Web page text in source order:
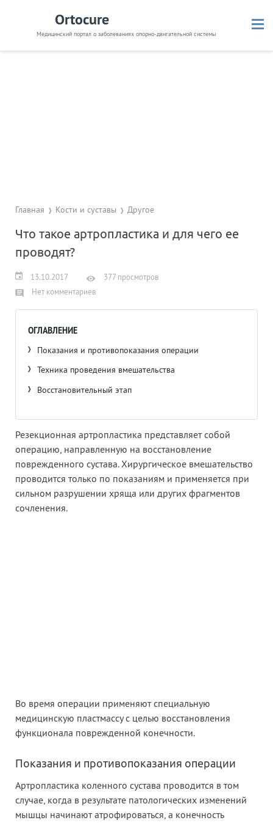
Ortocure
Медицинский портал о заболеваниях опорно-двигательной системы
Главная Кости и суставы Другое
Что такое артропластика и для чего ее
проводят?
13.10.2017
377 просмотров
Нет комментариев
ОГЛАВЛЕНИЕ
Показания и противопоказания операции
Техника проведения вмешательства
Восстановительный этап
Резекционная артропластика представляет собой
операцию, направленную на восстановление
поврежденного сустава. Хирургическое вмешательство
проводится только по показаниям и применяется при
сильном разрушении хряща или других фрагментов
сочленения.
Во время операции применяют специальную
медицинскую пластмассу с целью восстановления
функционала поврежденной конечности.
Показания и противопоказания операции
Артропластика коленного сустава проводится в том
случае, когда в результате патологических изменений
мышцы начинают атрофироваться, а конечность